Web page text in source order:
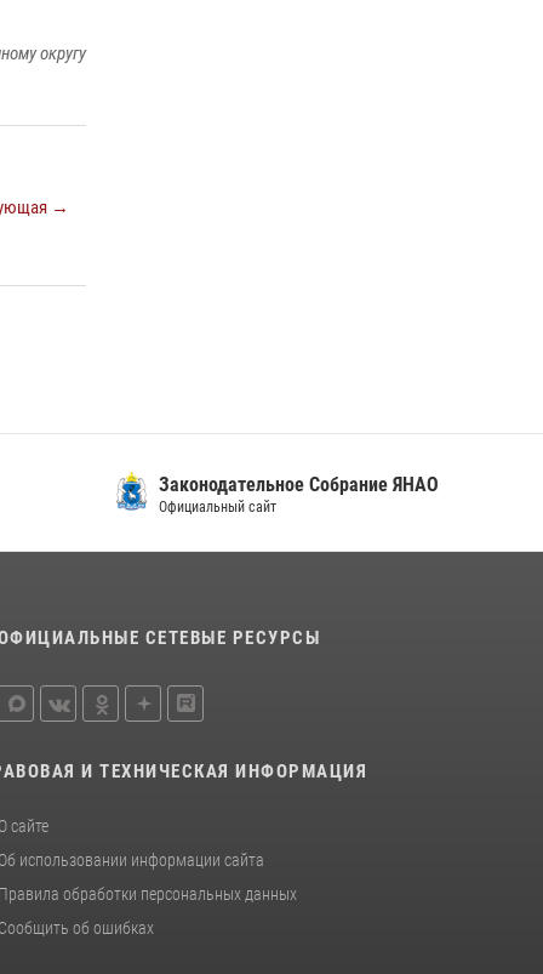
округу
→
Законодательное Собрание ЯНАО
Официальный сайт
СЕТЕВЫЕ РЕСУРСЫ
И ТЕХНИЧЕСКАЯ ИНФОРМАЦИЯ
О сайте
Об использовании информации сайта
Правила обработки персональных данных
Сообщить об ошибках